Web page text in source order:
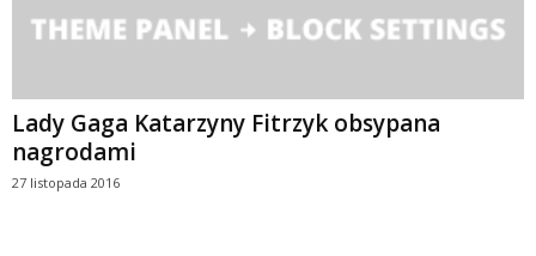
Lady Gaga Katarzyny Fitrzyk obsypana
nagrodami
27 listopada 2016